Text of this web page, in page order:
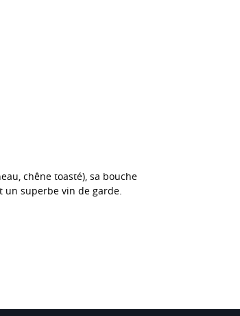
chêne toasté), sa bouche
un superbe vin de garde.